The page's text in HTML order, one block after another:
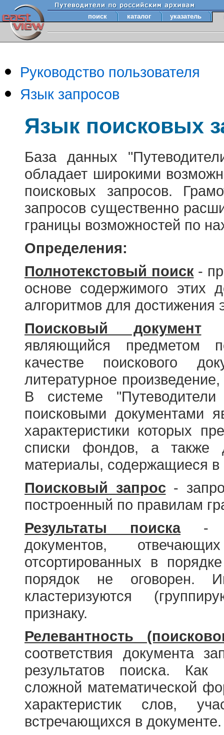
поиск каталог указатель
Руководство пользователя
Язык запросов
Язык поисковых
База данных
обладает широкими
поисковых запросов.
запросов существенно
границы возможностей по
Определения:
Полнотекстовый поиск-
основе содержимого этих
алгоритмов для достижения
Поисковый документ-
являющийся предметом
качестве поискового
литературное
В системе
поисковыми документами
характеристики которых
списки фондов, а также
материалы, содержащиеся в
Поисковый запрос-
построенный по правилам
Результаты поиска-
документов,
отсортированных в
порядок не оговорен.
кластеризуются
признаку.
Релевантность
соответствия документа
результатов поиска.
сложной математической
характеристик слов,
встречающихся в документе.